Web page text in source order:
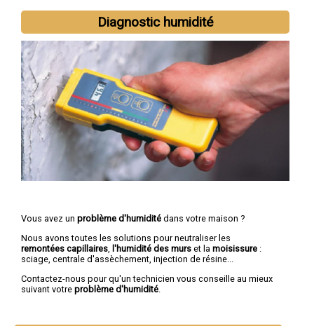
Diagnostic humidité
Vous avez un problème d'humidité dans votre maison ?
Nous avons toutes les solutions pour neutraliser les
remontées capillaires l'humidité des murs et la moisissure :
sciage, centrale d'assèchement, injection de résine...
Contactez-nous pour qu'un technicien vous conseille au mieux
suivant votre problème d'humidité